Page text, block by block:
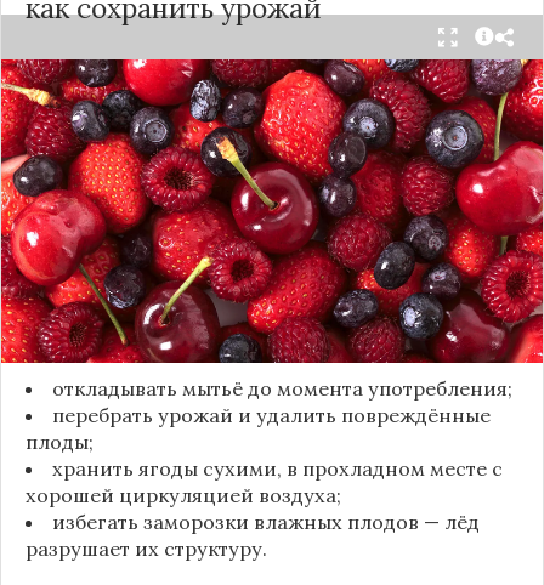
как сохранить урожай
Мытьё ягод сразу после сбора может обернуться
полной потерей урожая. Как отмечает канал
«Сделай сам», на поверхности плодов есть
естественный восковой налёт, который играет
роль природного барьера. Он защищает ягоды
от пересыхания, бактерий и плесени. При
смывании этого слоя плоды быстро начинают
темнеть, покрываться налётом и терять вкус.
Чтобы ягоды сохранили свежесть, специалисты
рекомендуют:
откладывать мытьё до момента употребления;
перебрать урожай и удалить повреждённые
плоды;
хранить ягоды сухими, в прохладном месте с
хорошей циркуляцией воздуха;
избегать заморозки влажных плодов — лёд
разрушает их структуру.